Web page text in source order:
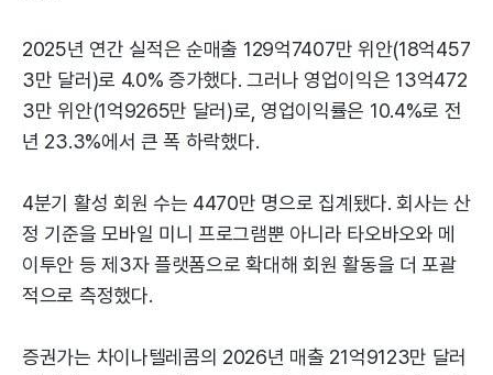
2025년 연간 실적은 순매출 129억7407만 위안(18억457
3만 달러)로 4.0% 증가했다. 그러나 영업이익은 13억472
3만 위안(1억9265만 달러)로, 영업이익률은 10.4%로 전
년 23.3%에서 큰 폭 하락했다.
4분기 활성 회원 수는 4470만 명으로 집계됐다. 회사는 산
정 기준을 모바일 미니 프로그램뿐 아니라 타오바오와 메
이투안 등 제3자 플랫폼으로 확대해 회원 활동을 더 포괄
적으로 측정했다.
증권가는 차이나텔레콤의 2026년 매출 21억9123만 달러